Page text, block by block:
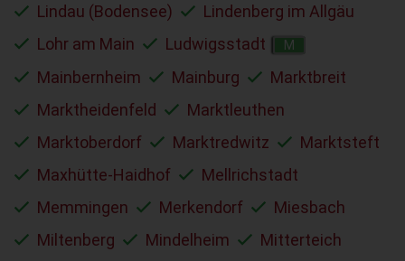
Lindau (Bodensee)
Lindenberg im Allgäu
Lohr am Main
Ludwigsstadt M
Mainbernheim Mainburg
Marktbreit
Marktheidenfeld
Marktleuthen
Marktoberdorf
Marktredwitz
Marktsteft
Maxhütte-Haidhof
Mellrichstadt
Memmingen
Merkendorf
Miesbach
Miltenberg
Mindelheim
Mitterteich